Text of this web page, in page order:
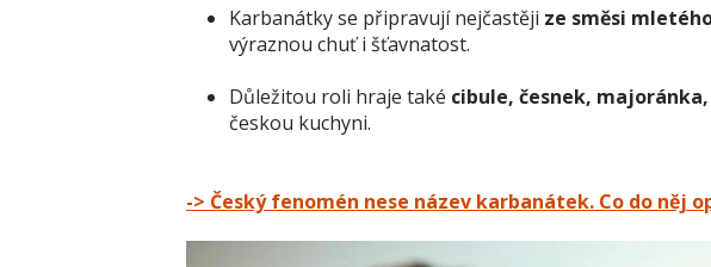
Karbanátky se připravují nejčastěji ze směsi
výraznou chuť i šťavnatost.
Důležitou roli hraje také cibule, česnek,
českou kuchyni.
-> Český fenomén nese název karbanátek. Co do něj